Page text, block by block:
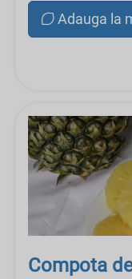
Adauga la
Compota